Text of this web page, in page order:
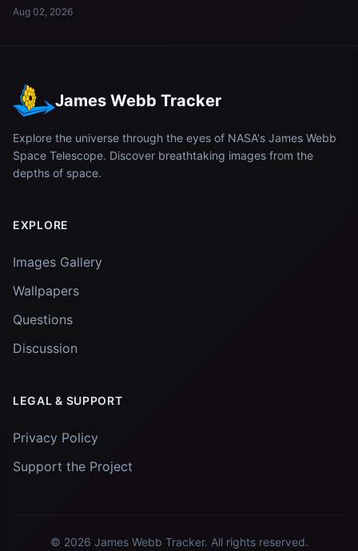
Aug 02, 2026
James Webb Tracker
Explore the universe through the eyes of NASA's James Webb
Space Telescope. Discover breathtaking images from the
depths of space.
EXPLORE
Images Gallery
Wallpapers
Questions
Discussion
LEGAL & SUPPORT
Privacy Policy
Support the Project
© 2026 James Webb Tracker. All rights reserved.